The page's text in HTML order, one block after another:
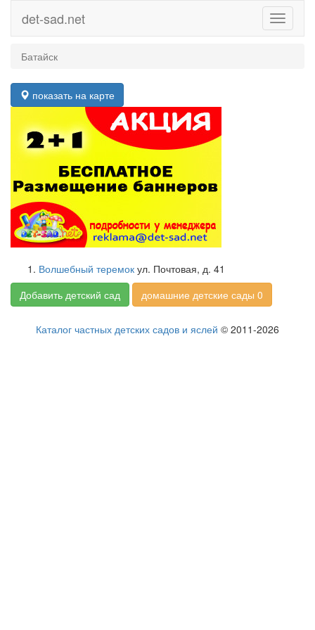
Toggle
det-sad.net
Батайск
показать на карте
Волшебный теремок ул. Почтовая, д. 41
Добавить детский сад
домашние детские сады 0
Каталог частных детских садов и яслей © 2011-2026